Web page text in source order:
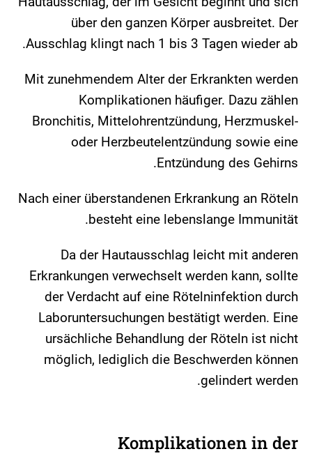
über den ganzen Körper ausbreitet. Der
Ausschlag klingt nach 1 bis 3 Tagen wieder ab.
Mit zunehmendem Alter der Erkrankten werden
Komplikationen häufiger. Dazu zählen
Bronchitis, Mittelohrentzündung, Herzmuskel-
oder Herzbeutelentzündung sowie eine
Entzündung des Gehirns.
Nach einer überstandenen Erkrankung an Röteln
besteht eine lebenslange Immunität.
Da der Hautausschlag leicht mit anderen
Erkrankungen verwechselt werden kann, sollte
der Verdacht auf eine Rötelninfektion durch
Laboruntersuchungen bestätigt werden. Eine
ursächliche Behandlung der Röteln ist nicht
möglich, lediglich die Beschwerden können
gelindert werden.
Komplikationen in der